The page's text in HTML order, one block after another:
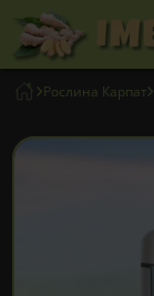
Рослина Карпат